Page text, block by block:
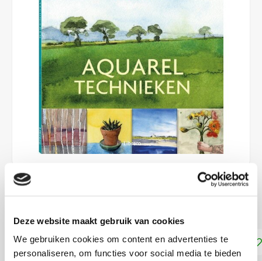
Deze website maakt gebruik van cookies
We gebruiken cookies om content en advertenties te
personaliseren, om functies voor social media te bieden
€9,95
Toevoegen aan winkelwagen